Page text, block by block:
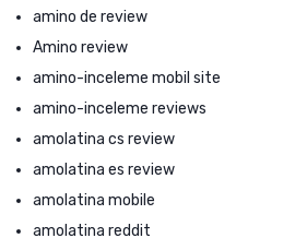
amino de review
Amino review
amino-inceleme mobil site
amino-inceleme reviews
amolatina cs review
amolatina es review
amolatina mobile
amolatina reddit